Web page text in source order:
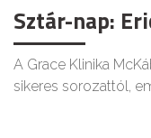
Sztár-nap:
A Grace Klinika
sikeres sorozattól,